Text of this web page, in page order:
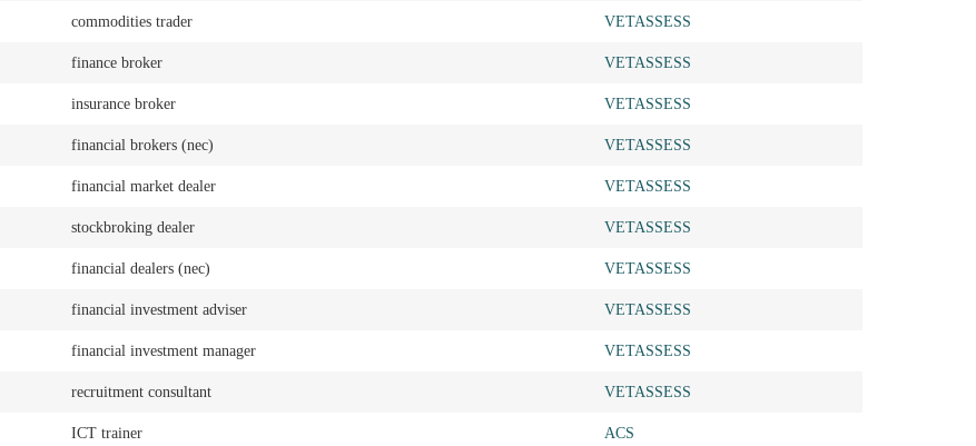
commodities trader VETASSESS
finance broker VETASSESS
insurance broker VETASSESS
financial brokers (nec) VETASSESS
financial market dealer VETASSESS
stockbroking dealer VETASSESS
financial dealers (nec) VETASSESS
financial investment adviser VETASSESS
financial investment manager VETASSESS
recruitment consultant VETASSESS
ICT trainer ACS